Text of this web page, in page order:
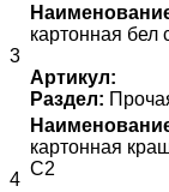
3
картонная бел
Артикул:
Раздел:
4
картонная
С2